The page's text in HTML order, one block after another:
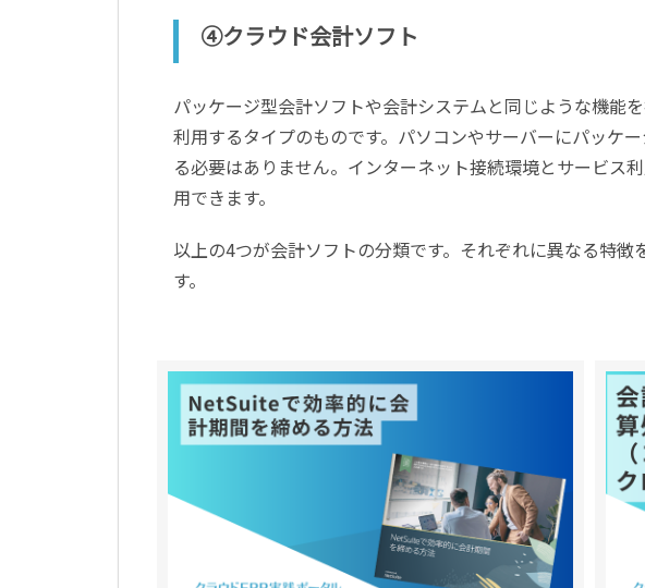
④クラウド会計ソフト
パッケージ型会計ソフトや会計システムと同じような機能
利用するタイプのものです。パソコンやサーバーにパッケ
る必要はありません。インターネット接続環境とサービス
用できます。
以上の4つが会計ソフトの分類です。それぞれに異なる特
す。